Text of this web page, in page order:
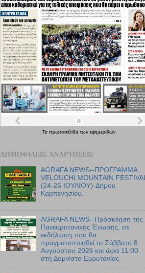
Τα πρωτοσέλιδα των εφημερίδων
ΔΗΜΟΦΙΛΕΊΣ ΑΝΑΡΤΉΣΕΙΣ
AGRAFA NEWS--ΠΡΟΓΡΑΜΜΑ
VELOUCHI MOUNTAIN FESTIVAL
(24-26 ΙΟΥΛΙΟΥ)-Δήμου
Καρπενησίου.
AGRAFA NEWS--Πρόσκληση της
Πανευρυτανικής Ένωσης, σε
εκδήλωση που θα
πραγματοποιηθεί το Σάββατο 8
Αυγούστου 2026 και ώρα 11:00
στη Δομνίστα Ευρυτανίας.